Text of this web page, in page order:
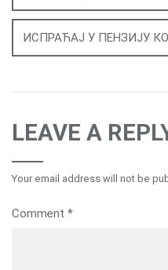
ИСПРАЋАЈ У ПЕНЗИЈУ
LEAVE A
Your email address will not be
Comment *